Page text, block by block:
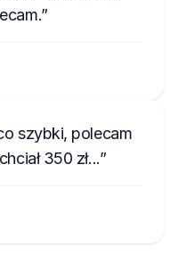
szybki, polecam
350 zł...